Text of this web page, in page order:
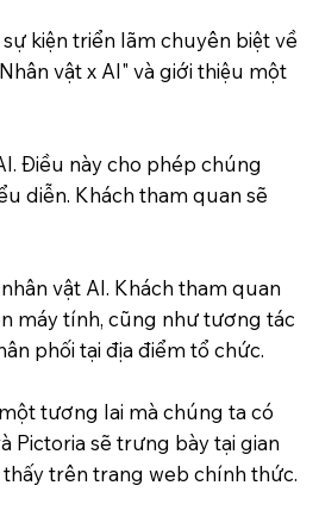
kiện triển lãm chuyên biệt về
vật x AI" và giới thiệu một
Điều này cho phép chúng
diễn. Khách tham quan sẽ
vật AI. Khách tham quan
máy tính, cũng như tương tác
phối tại địa điểm tổ chức.
tương lai mà chúng ta có
Pictoria sẽ trưng bày tại gian
trên trang web chính thức.